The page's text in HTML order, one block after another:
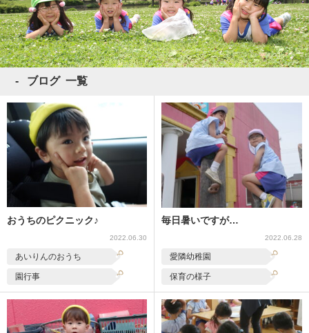
ブログ 一覧
おうちのピクニック♪
2022.06.30
あいりんのおうち
園行事
毎日暑いですが…
2022.06.28
愛隣幼稚園
保育の様子